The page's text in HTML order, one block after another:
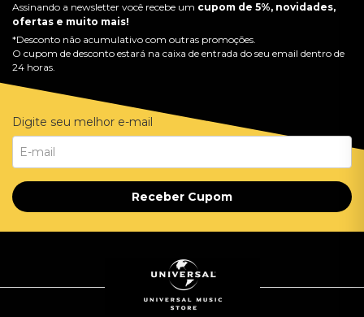
Assinando a newsletter você recebe um cupom de 5%, novidades,
ofertas e muito mais!
*Desconto não acumulativo com outras promoções.
O cupom de desconto estará na caixa de entrada do seu email dentro de
24 horas.
Digite seu melhor e-mail
Receber Cupom